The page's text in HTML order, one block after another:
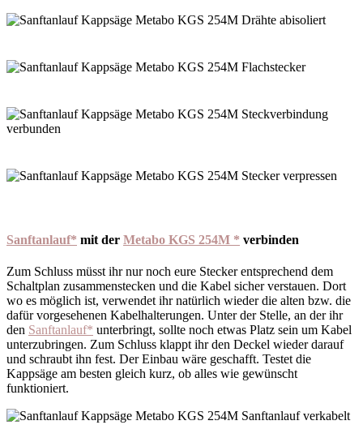
Sanftanlauf* mit der Metabo KGS 254M * verbinden
Zum Schluss müsst ihr nur noch eure Stecker entsprechend dem
Schaltplan zusammenstecken und die Kabel sicher verstauen. Dort
wo es möglich ist, verwendet ihr natürlich wieder die alten bzw. die
dafür vorgesehenen Kabelhalterungen. Unter der Stelle, an der ihr
den Sanftanlauf* unterbringt, sollte noch etwas Platz sein um Kabel
unterzubringen. Zum Schluss klappt ihr den Deckel wieder darauf
und schraubt ihn fest. Der Einbau wäre geschafft. Testet die
Kappsäge am besten gleich kurz, ob alles wie gewünscht
funktioniert.